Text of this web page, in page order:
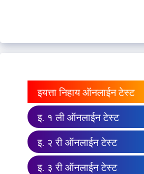
इयत्ता निहाय ऑनलाईन टेस्ट
इ. १ ली ऑनलाईन टेस्ट
इ. २ री ऑनलाईन टेस्ट
इ. ३ री ऑनलाईन टेस्ट